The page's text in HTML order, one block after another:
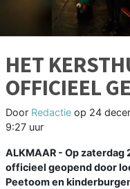
HET
OFFICIEEL
Door Redactie op 24
9:27 uur
ALKMAAR - Op
officieel geopend door
Peetoom en